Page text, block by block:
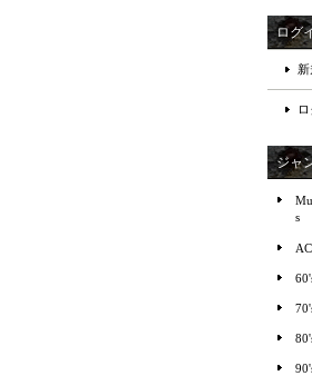
ログ
ジャ
s